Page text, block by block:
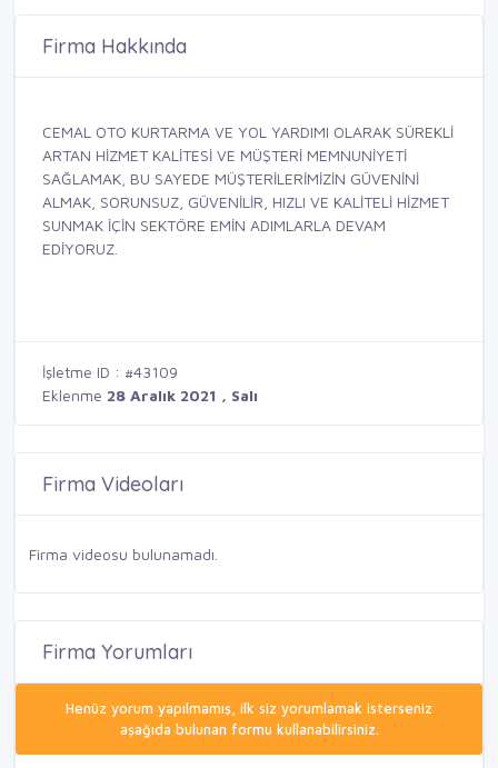
Firma Hakkında
CEMAL OTO KURTARMA VE YOL YARDIMI OLARAK SÜREKLİ
ARTAN HİZMET KALİTESİ VE MÜŞTERİ MEMNUNİYETİ
SAĞLAMAK, BU SAYEDE MÜŞTERİLERİMİZİN GÜVENİNİ
ALMAK, SORUNSUZ, GÜVENİLİR, HIZLI VE KALİTELİ HİZMET
SUNMAK İÇİN SEKTÖRE EMİN ADIMLARLA DEVAM
EDİYORUZ.
İşletme ID : #43109
Eklenme 28 Aralık 2021 , Salı
Firma Videoları
Firma videosu bulunamadı.
Firma Yorumları
Henüz yorum yapılmamış, ilk siz yorumlamak isterseniz
aşağıda bulunan formu kullanabilirsiniz.